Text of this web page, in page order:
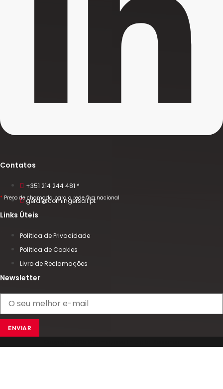
Contatos
+351 214 244 481 *
* Preço de chamada para a rede fixa nacional
geral@comingersoll.pt
Links Úteis
Política de Privacidade
Política de Cookies
Livro de Reclamações
Newsletter
ENVIAR